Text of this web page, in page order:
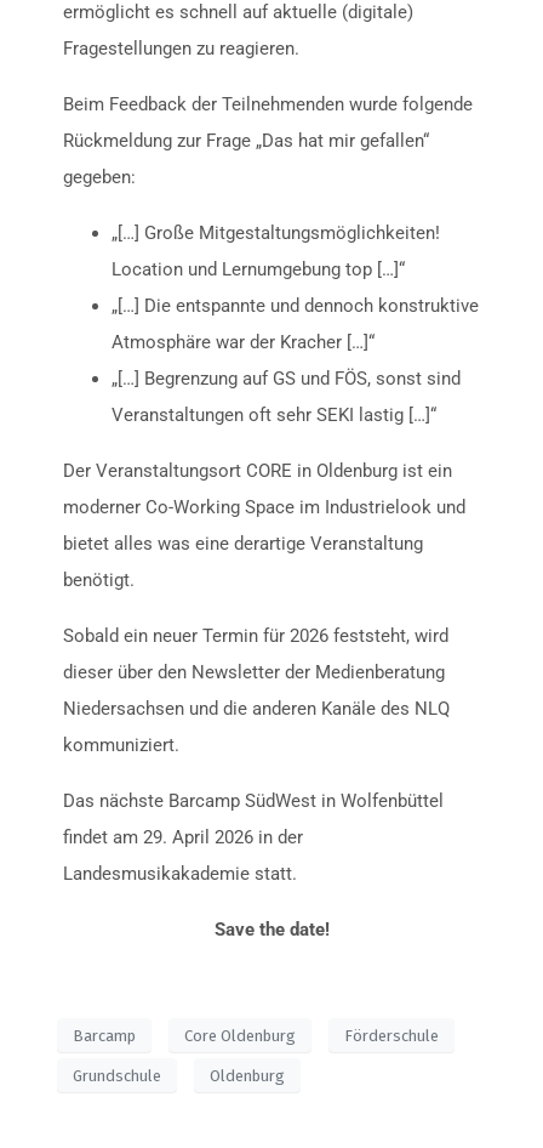
ermöglicht es schnell auf aktuelle (digitale)
Fragestellungen zu reagieren.
Beim Feedback der Teilnehmenden wurde folgende
Rückmeldung zur Frage „Das hat mir gefallen“
gegeben:
„[…] Große Mitgestaltungsmöglichkeiten!
Location und Lernumgebung top […]“
„[…] Die entspannte und dennoch konstruktive
Atmosphäre war der Kracher […]“
„[…] Begrenzung auf GS und FÖS, sonst sind
Veranstaltungen oft sehr SEKI lastig […]“
Der Veranstaltungsort CORE in Oldenburg ist ein
moderner Co-Working Space im Industrielook und
bietet alles was eine derartige Veranstaltung
benötigt.
Sobald ein neuer Termin für 2026 feststeht, wird
dieser über den Newsletter der Medienberatung
Niedersachsen und die anderen Kanäle des NLQ
kommuniziert.
Das nächste Barcamp SüdWest in Wolfenbüttel
findet am 29. April 2026 in der
Landesmusikakademie statt.
Save the date!
Barcamp Core Oldenburg Förderschule
Grundschule Oldenburg